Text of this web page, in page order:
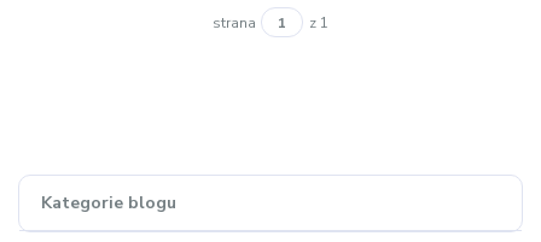
Kategorie blogu
strana z 1